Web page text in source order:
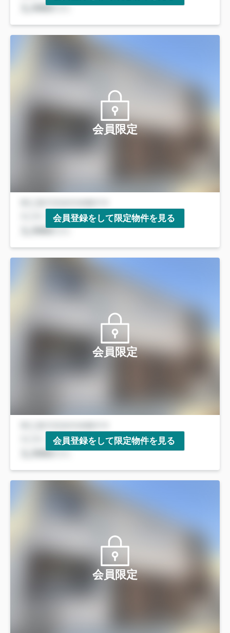
会員限定
会員登録をして限定物件を見る
会員限定
会員登録をして限定物件を見る
会員限定